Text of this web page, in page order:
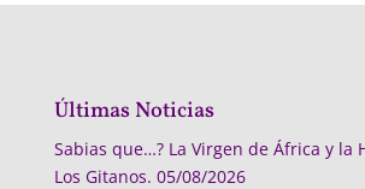
Últimas Noticias
Sabias que…? La Virgen de África y la
Los Gitanos. 05/08/2026